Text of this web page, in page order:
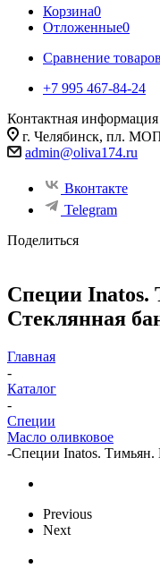
Корзина0
Отложенные0
Сравнение товаров
+7 995 467‑84‑24
Контактная информация
г. Челябинск, пл.
admin@oliva174.ru
Вконтакте
Telegram
Поделиться
Специи Inatos.
Стеклянная
Главная
-
Каталог
-
Специи
Масло оливковое
-Специи Inatos. Тимьян.
Previous
Next